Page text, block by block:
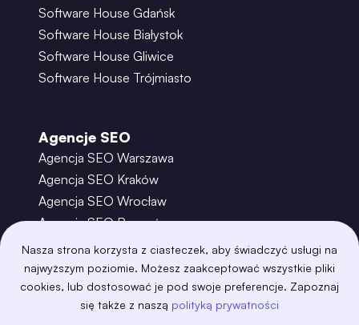
Nasza strona korzysta z ciasteczek, aby świadczyć usługi na
najwyższym poziomie. Możesz zaakceptować wszystkie pliki
cookies, lub dostosować je pod swoje preferencje. Zapoznaj
się także z naszą polityką prywatności
Software House Gdańsk
Software House Białystok
Software House Gliwice
Software House Trójmiasto
Agencje SEO
Agencja SEO Warszawa
Agencja SEO Kraków
Agencja SEO Wrocław
Agencja SEO Poznań
Agencja SEO Gdańsk
Agencja SEO Toruń